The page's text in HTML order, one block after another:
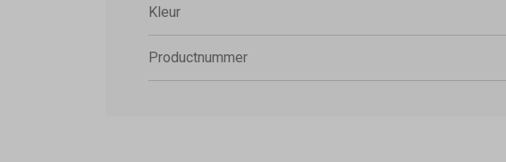
Kleur
Productnummer